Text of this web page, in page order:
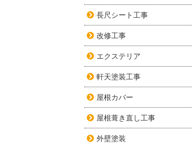
長尺シート工事
改修工事
エクステリア
軒天塗装工事
屋根カバー
屋根葺き直し工事
外壁塗装